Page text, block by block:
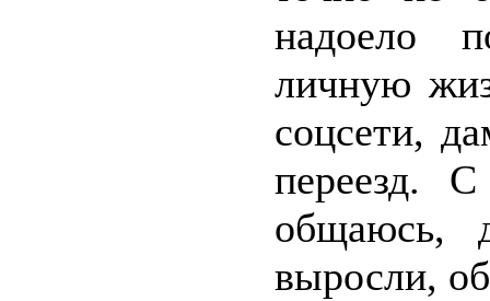
надоело
личную
соцсети,
переезд.
общаюсь,
выросли,